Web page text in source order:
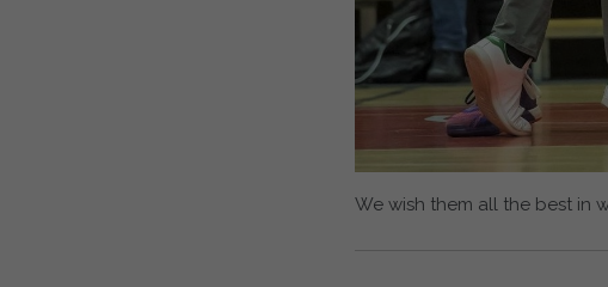
We wish them all the best in